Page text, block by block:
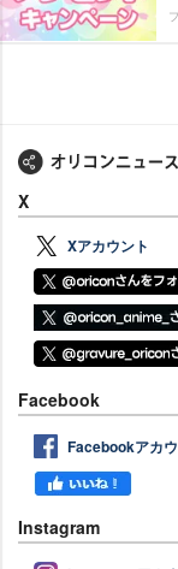
X
Xアカウント
Facebook
Facebookアカ
Instagram